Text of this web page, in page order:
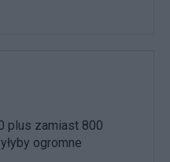
plus zamiast 800
ogromne